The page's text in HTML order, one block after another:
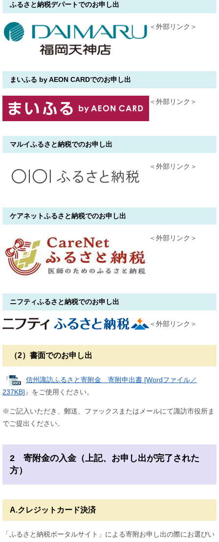
ふるさと納税デパートでのお申し出
＜外部リンク＞
まいふる by AEON CARDでのお申し出
＜外部リンク＞
​マルイふるさと納税でのお申し出
＜外部リンク＞
​ケアネットふるさと納税でのお申し出
＜外部リンク＞
ニフティふるさと納税でのお申し出
＜外部リンク＞
（2）書面でのお申し出
『
信州諏訪ふるさと寄附金 寄附申出書 [Wordファイル／
237KB]』をご使用ください。
※ご記入いただき、郵送、ファックスまたはメールにて諏訪市役所ま
でご提出ください。
2 寄附金の入金（上記、お申し出が完了された
方）
A.クレジットカード決済
「ふるさと納税ポータルサイト」による寄附お申し出の際にお選びい